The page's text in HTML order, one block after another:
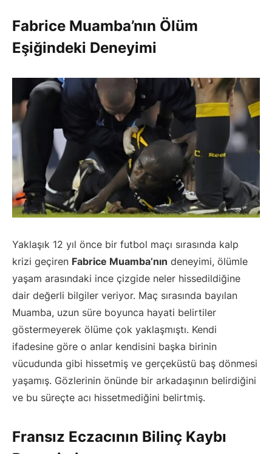
Fabrice Muamba’nın Ölüm
Eşiğindeki Deneyimi
Yaklaşık 12 yıl önce bir futbol maçı sırasında kalp
krizi geçiren Fabrice Muamba’nın deneyimi, ölümle
yaşam arasındaki ince çizgide neler hissedildiğine
dair değerli bilgiler veriyor. Maç sırasında bayılan
Muamba, uzun süre boyunca hayati belirtiler
göstermeyerek ölüme çok yaklaşmıştı. Kendi
ifadesine göre o anlar kendisini başka birinin
vücudunda gibi hissetmiş ve gerçeküstü baş dönmesi
yaşamış. Gözlerinin önünde bir arkadaşının belirdiğini
ve bu süreçte acı hissetmediğini belirtmiş.
Fransız Eczacının Bilinç Kaybı